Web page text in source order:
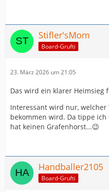
Stifler'sMom
Board-Grufti
23. März 2026 um 21:05
Das wird ein klarer Heimsieg
Interessant wird nur,
bekommen wird. Da tippe
hat keinen Grafenhorst...😉
Handballer2105
Board-Grufti